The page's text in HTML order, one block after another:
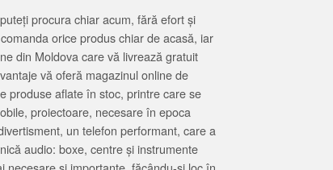
procura chiar acum, fără efort și
orice produs chiar de acasă, iar
din Moldova care vă livrează gratuit
vă oferă magazinul online de
produse aflate în stoc, printre care se
proiectoare, necesare în epoca
un telefon performant, care a
audio: boxe, centre și instrumente